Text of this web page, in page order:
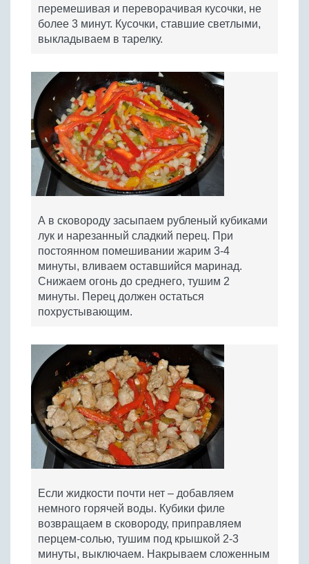
перемешивая и переворачивая кусочки, не
более 3 минут. Кусочки, ставшие светлыми,
выкладываем в тарелку.
А в сковороду засыпаем рубленый кубиками
лук и нарезанный сладкий перец. При
постоянном помешивании жарим 3-4
минуты, вливаем оставшийся маринад.
Снижаем огонь до среднего, тушим 2
минуты. Перец должен остаться
похрустывающим.
Если жидкости почти нет – добавляем
немного горячей воды. Кубики филе
возвращаем в сковороду, приправляем
перцем-солью, тушим под крышкой 2-3
минуты, выключаем. Накрываем сложенным